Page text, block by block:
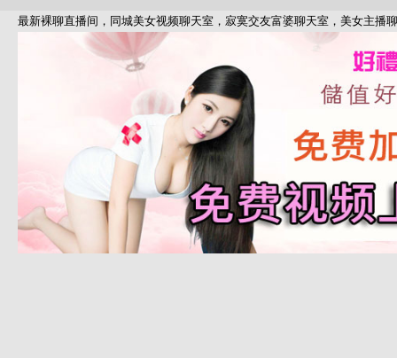
最新裸聊直播间，同城美女视频聊天室，寂寞交友富婆聊天室，美女主